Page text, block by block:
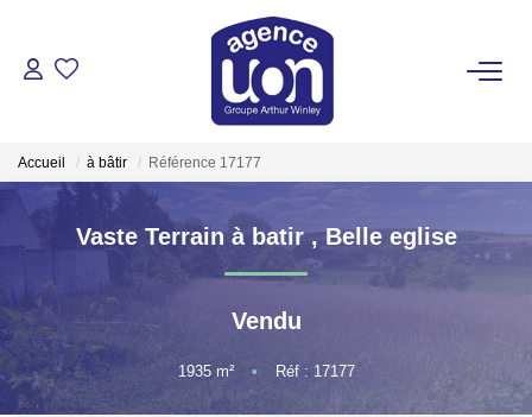
ACHETER
GÉRER
ESTIMER
VOTRE AGENCE
Accueil à bâtir Référence 17177
Vaste Terrain à batir,Belle eglise
Vendu
1935m² • Réf : 17177